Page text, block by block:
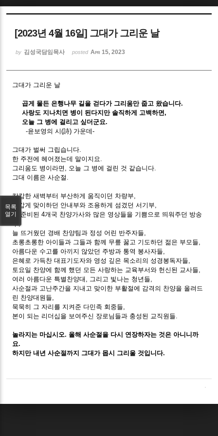
[2023년 4월 16일] 그대가 그리운 날
by 김성국담임목사 posted Apr 15, 2023
그대가 그리운 날
곱게 물든 은행나무 길을 걷다가 그리움만 줍고 왔습니다.
사랑도 지나치면 병이 된다지만 솔직하게 고백하면,
오늘 그 병에 걸리고 싶더군요.
-윤보영의 시(詩) 가운데-
그대가 벌써 그립습니다.
한 주전에 헤어졌는데 말이지요.
그리움도 병이라면, 오늘 그 병에 걸린 것 같습니다.
그대 이름은 사순절.
캄캄한 새벽부터 부산하게 움직이던 차량부,
반갑게 맞이하던 안내부와 조용하게 섬겼던 서기부,
잘 준비된 4개국 찬양가사와 많은 영상들을 기쁨으로 띄워주던 방송
늘 뜨거웠던 경배 찬양팀과 정성 어린 반주자들,
초롱초롱한 아이들과 그들과 함께 무릎 꿇고 기도하던 젊은 부모들,
아름다운 수고를 아끼지 않았던 주방과 통역 봉사자들,
은혜로 가득찬 대표기도자와 영성 깊은 목소리의 성경봉독자들,
토요일 찬양에 함께 했던 모든 사랑하는 교육부서와 헌신된 교사들,
여러 아름다운 특별찬양대, 그리고 빛나는 청년들,
사순절과 고난주간을 지내고 맞이한 부활절에 감격의 찬양을 올려드
린 찬양대원들,
묵묵히 그 자리를 지켜준 다민족 회중들,
본이 되는 리더십을 보여주신 장로님들과 충성된 교직원들.
놀라지는 마십시오. 올해 사순절을 다시 연장하자는 것은 아니니까
요.
하지만 내년 사순절까지 그대가 몹시 그리울 것입니다.
목록
열기
Sketchbook5, 스케치북5
Sketchbook5, 스케치북5